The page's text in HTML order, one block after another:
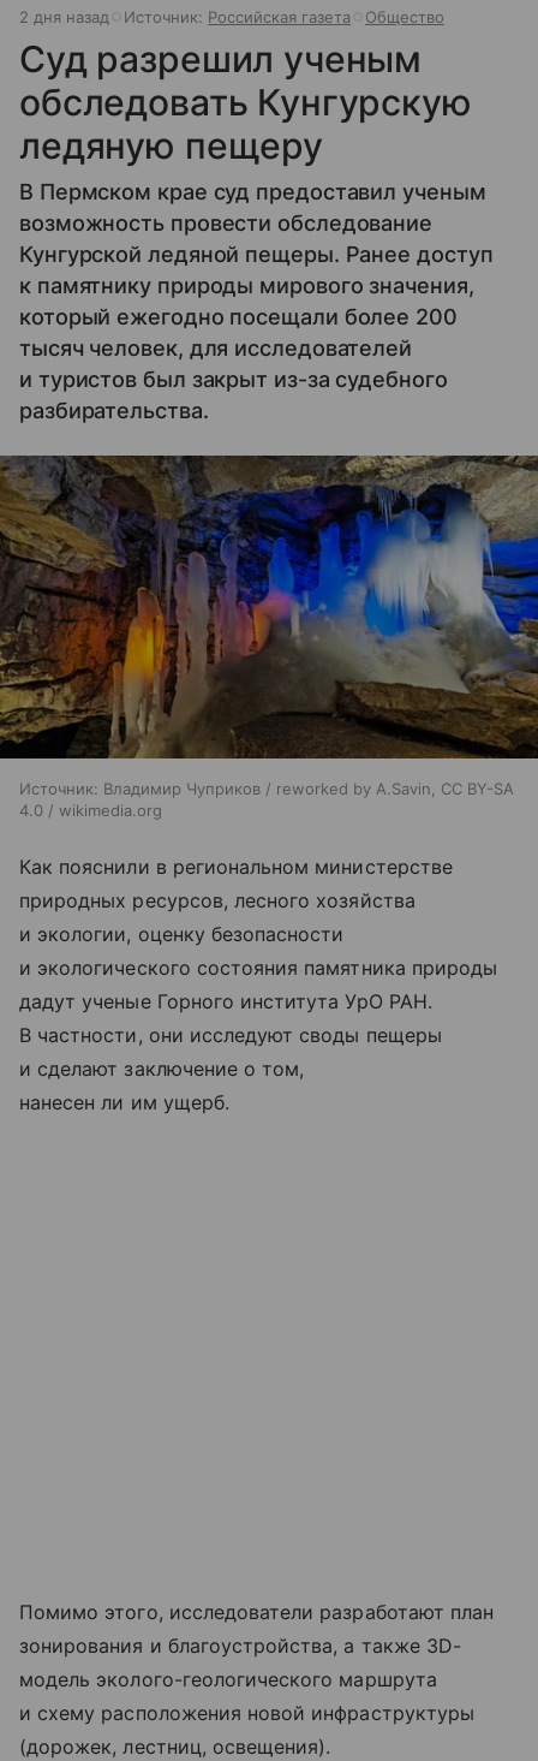
2 дня назад Источник: Российская газета Общество
Суд разрешил ученым
обследовать Кунгурскую
ледяную пещеру
В Пермском крае суд предоставил ученым
возможность провести обследование
Кунгурской ледяной пещеры. Ранее доступ
к памятнику природы мирового значения,
который ежегодно посещали более 200
тысяч человек, для исследователей
и туристов был закрыт из-за судебного
разбирательства.
Источник: Владимир Чуприков / reworked by A.Savin, CC BY-SA
4.0 / wikimedia.org
Как пояснили в региональном министерстве
природных ресурсов, лесного хозяйства
и экологии, оценку безопасности
и экологического состояния памятника природы
дадут ученые Горного института УрО РАН.
В частности, они исследуют своды пещеры
и сделают заключение о том,
нанесен ли им ущерб.
Помимо этого, исследователи разработают план
зонирования и благоустройства, а также 3D-
модель эколого-геологического маршрута
и схему расположения новой инфраструктуры
(дорожек, лестниц, освещения).